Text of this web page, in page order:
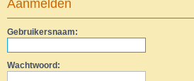
Aanmelden
Gebruikersnaam:
Wachtwoord: